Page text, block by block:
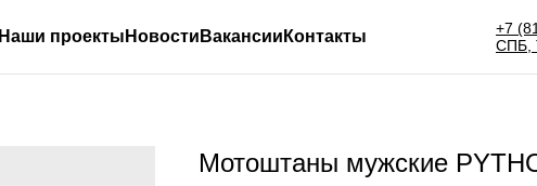
Наши проекты Новости Вакансии Контакты
+7
СПБ,
Мотоштаны мужские